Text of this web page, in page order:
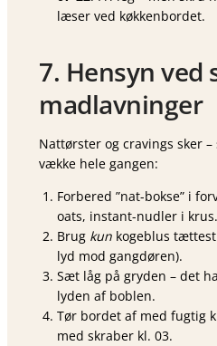
læser ved køkkenbordet.
7. Hensyn ved
madlavninger
Nattørster og cravings sker
vække hele gangen:
Forbered ”nat-bokse” i
oats, instant-nudler i krus.
Brug kun kogeblus
lyd mod gangdøren).
Sæt låg på gryden – det
lyden af boblen.
Tør bordet af med fugtig
med skraber kl. 03.